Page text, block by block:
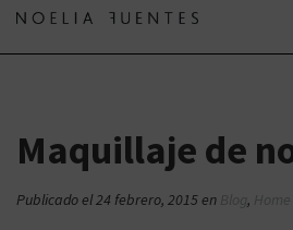
Maquillaje de
Publicado el24 febrero, 2015en ,